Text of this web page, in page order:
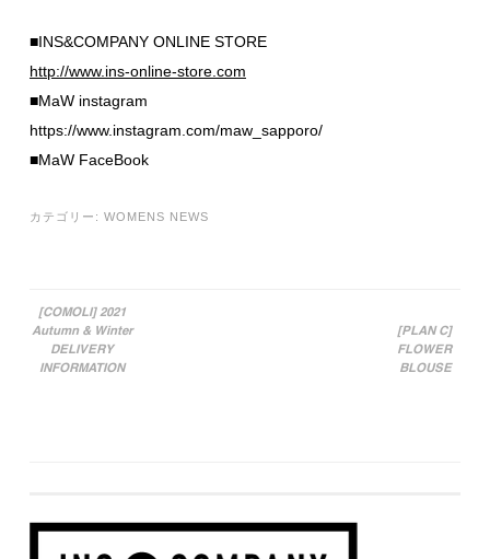
■INS&COMPANY ONLINE STORE
http://www.ins-online-store.com
■MaW instagram
https://www.instagram.com/maw_sapporo/
■MaW FaceBook
カテゴリー: WOMENS NEWS
投稿ナビゲーション
[COMOLI] 2021
Autumn & Winter
DELIVERY
INFORMATION
[PLAN C]
FLOWER
BLOUSE